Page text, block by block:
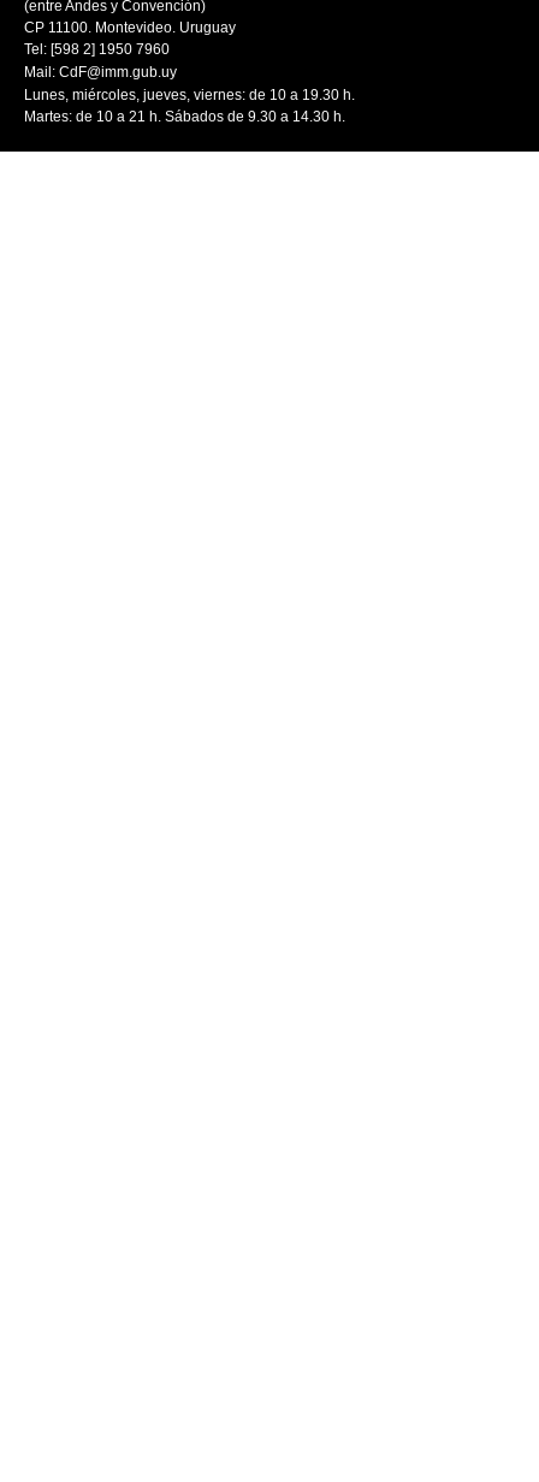
(entre Andes y Convención)
CP 11100. Montevideo. Uruguay
Tel: [598 2] 1950 7960
Mail: CdF@imm.gub.uy
Lunes, miércoles, jueves, viernes: de 10 a 19.30 h.
Martes: de 10 a 21 h. Sábados de 9.30 a 14.30 h.